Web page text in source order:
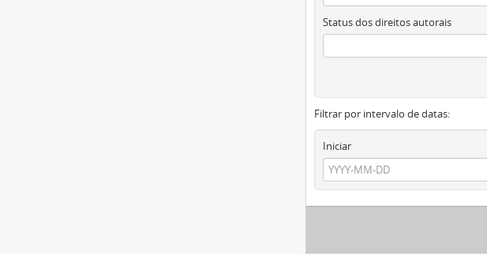
Status dos direitos autorais
Filtrar por intervalo de datas:
Iniciar